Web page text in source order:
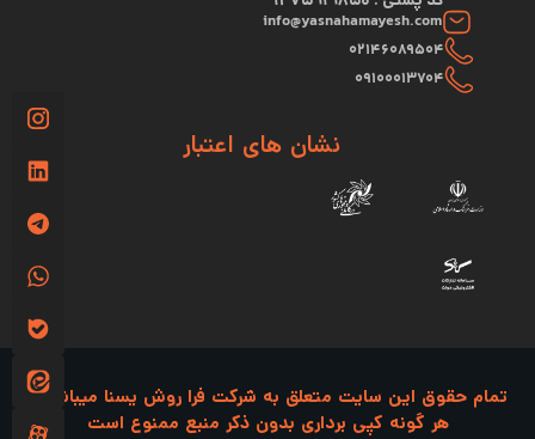
info@yasnahamayesh.com
02146089504
09100013704
نشان های اعتبار
تمام حقوق این سایت متعلق به شرکت فرا روش یسنا میباشد و
هر گونه کپی برداری بدون ذکر منبع ممنوع است